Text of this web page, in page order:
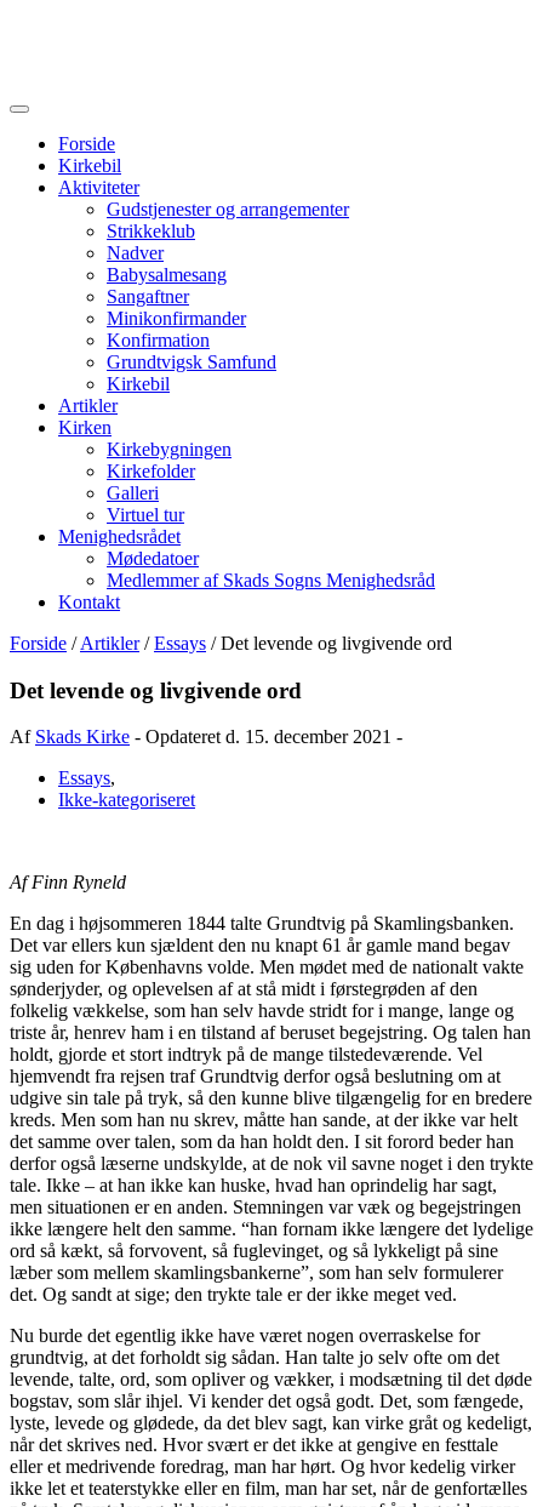
Forside
Kirkebil
Aktiviteter
Gudstjenester og arrangementer
Strikkeklub
Nadver
Babysalmesang
Sangaftner
Minikonfirmander
Konfirmation
Grundtvigsk Samfund
Kirkebil
Artikler
Kirken
Kirkebygningen
Kirkefolder
Galleri
Virtuel tur
Menighedsrådet
Mødedatoer
Medlemmer af Skads Sogns Menighedsråd
Kontakt
Forside /Artikler/Essays /Det levende og livgivende ord
Det levende og livgivende ord
Af Skads Kirke - Opdateret d. 15. december 2021 -
Essays,
Ikke-kategoriseret
Af Finn Ryneld
En dag i højsommeren 1844 talte Grundtvig på Skamlingsbanken.
Det var ellers kun sjældent den nu knapt 61 år gamle mand begav
sig uden for Københavns volde. Men mødet med de nationalt vakte
sønderjyder, og oplevelsen af at stå midt i førstegrøden af den
folkelig vækkelse, som han selv havde stridt for i mange, lange og
triste år, henrev ham i en tilstand af beruset begejstring. Og talen han
holdt, gjorde et stort indtryk på de mange tilstedeværende. Vel
hjemvendt fra rejsen traf Grundtvig derfor også beslutning om at
udgive sin tale på tryk, så den kunne blive tilgængelig for en bredere
kreds. Men som han nu skrev, måtte han sande, at der ikke var helt
det samme over talen, som da han holdt den. I sit forord beder han
derfor også læserne undskylde, at de nok vil savne noget i den trykte
tale. Ikke – at han ikke kan huske, hvad han oprindelig har sagt,
men situationen er en anden. Stemningen var væk og begejstringen
ikke længere helt den samme. “han fornam ikke længere det lydelige
ord så kækt, så forvovent, så fuglevinget, og så lykkeligt på sine
læber som mellem skamlingsbankerne”, som han selv formulerer
det. Og sandt at sige; den trykte tale er der ikke meget ved.
Nu burde det egentlig ikke have været nogen overraskelse for
grundtvig, at det forholdt sig sådan. Han talte jo selv ofte om det
levende, talte, ord, som opliver og vækker, i modsætning til det døde
bogstav, som slår ihjel. Vi kender det også godt. Det, som fængede,
lyste, levede og glødede, da det blev sagt, kan virke gråt og kedeligt,
når det skrives ned. Hvor svært er det ikke at gengive en festtale
eller et medrivende foredrag, man har hørt. Og hvor kedelig virker
ikke let et teaterstykke eller en film, man har set, når de genfortælles